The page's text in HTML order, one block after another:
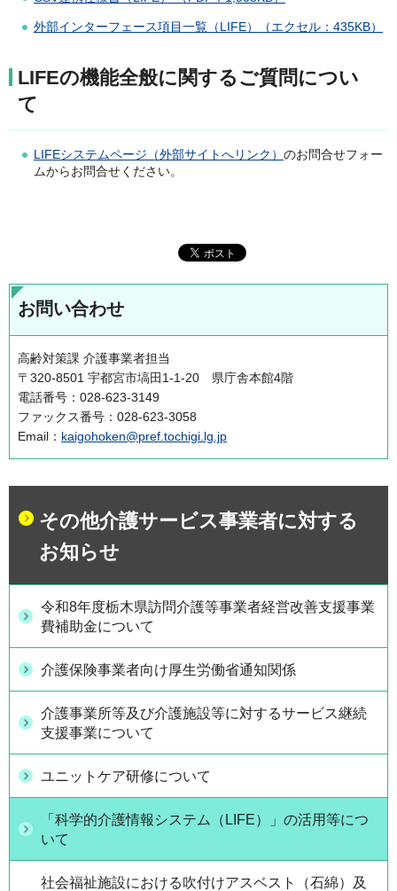
外部インターフェース項目一覧（LIFE）（エクセル：435KB）
LIFEの機能全般に関するご質問につい
て
LIFEシステムページ（外部サイトへリンク） のお問合せフォー
ムからお問合せください。
お問い合わせ
高齢対策課 介護事業者担当
〒320-8501 宇都宮市塙田1-1-20 県庁舎本館4階
電話番号：028-623-3149
ファックス番号：028-623-3058
Email： kaigohoken@pref.tochigi.lg.jp
その他介護サービス事業者に対する
お知らせ
令和8年度栃木県訪問介護等事業者経営改善支援事業
費補助金について
介護保険事業者向け厚生労働省通知関係
介護事業所等及び介護施設等に対するサービス継続
支援事業について
ユニットケア研修について
「科学的介護情報システム（LIFE）」の活用等につ
いて
社会福祉施設における吹付けアスベスト（石綿）及